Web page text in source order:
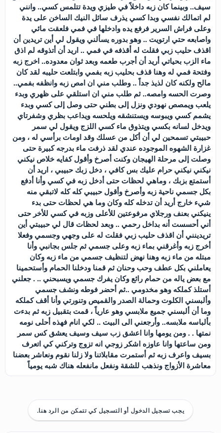
يجب تسجيل الدخول أو التسجيل كي تتمكن من الرد هنا.